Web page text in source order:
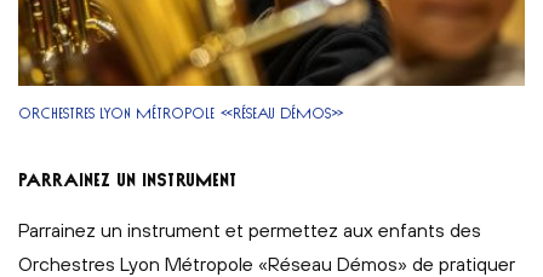
ORCHESTRES LYON MÉTROPOLE «RÉSEAU DÉMOS»
Parrainez un instrument
Parrainez un instrument et permettez aux enfants des
Orchestres Lyon Métropole «Réseau Démos» de pratiquer